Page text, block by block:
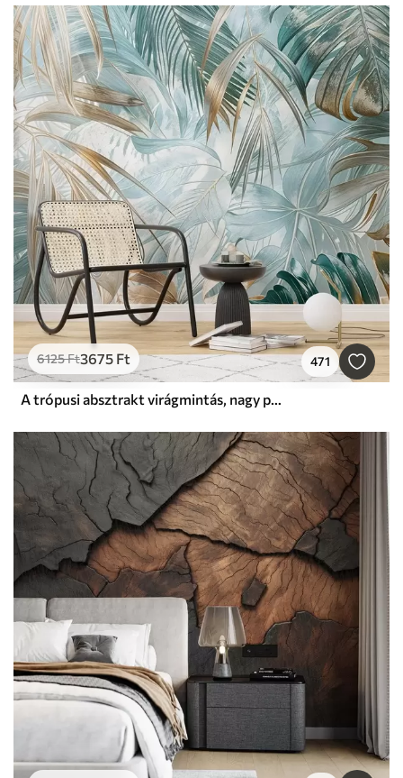
6125Ft3675 Ft 471
A trópusi absztrakt virágmintás, nagy pálmalevelekkel, kék és bézs árnyalatokkal buja légkört teremt